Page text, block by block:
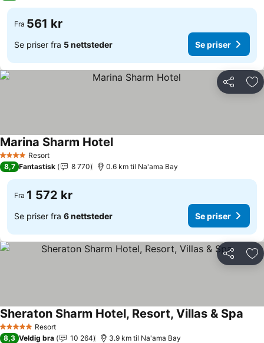
Fra 561 kr
Se priser fra 5 nettsteder Se priser
Del
4 StjernerResort
Marina Sharm Hotel
8,7 Fantastisk 8 770 0.6 km til Na'ama Bay
Fra 1 572 kr
Se priser fra 6 nettsteder Se priser
Del
5 Stjerner Resort
Sheraton Sharm Hotel, Resort, Villas & Spa
8,3 Veldig bra 10 264 3.9 km til Na'ama Bay